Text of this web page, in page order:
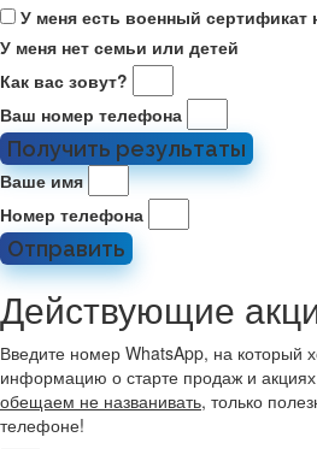
У меня есть военный сертификат
У меня нет семьи или детей
Как вас зовут?
Ваш номер телефона
Получить результаты
Ваше имя
Номер телефона
Отправить
Действующие
Введите номер WhatsApp, на который
информацию о старте продаж и
обещаем не названивать, только
телефоне!